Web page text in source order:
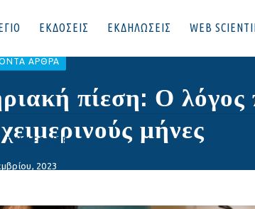
ΕΚΔΟΣΕΙΣ ΕΚΔΗΛΩΣΕΙΣ WEB
ΣΥΝΔΕΘΕΙΤΕ
ΆΡΘΡΑ
πίεση: Ο λόγος
μήνες
2023